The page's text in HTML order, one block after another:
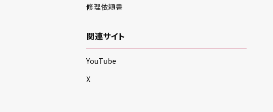
修理依頼書
関連サイト
YouTube
X